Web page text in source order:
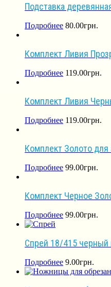
Подставка
Подробнее 80.00грн.
Комплект Ливия
Подробнее 119.00грн.
Комплект Ливия
Подробнее 119.00грн.
Комплект Золото
Подробнее 99.00грн.
Комплект Черное
Подробнее 99.00грн.
Спрей 18/415
Подробнее 9.00грн.